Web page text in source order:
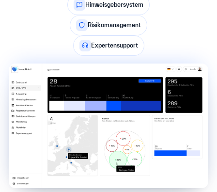
Hinweisgebersystem
Risikomanagement
Expertensupport